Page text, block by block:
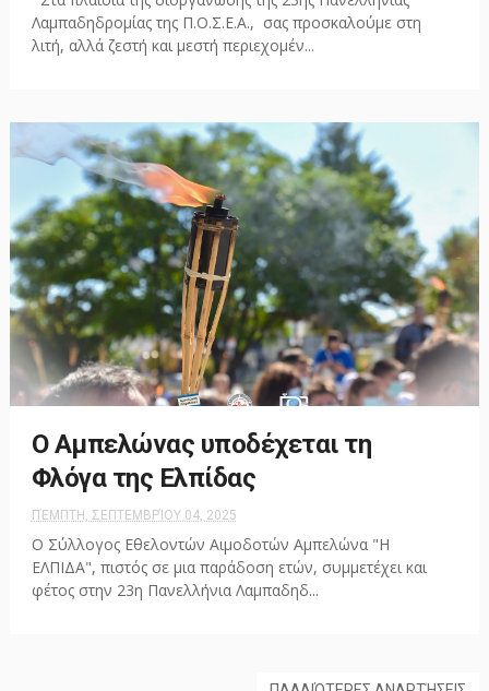
Λαμπαδηδρομίας της Π.Ο.Σ.Ε.Α., σας προσκαλούμε στη
λιτή, αλλά ζεστή και μεστή περιεχομέν...
Ο Αμπελώνας υποδέχεται τη
Φλόγα της Ελπίδας
ΠΈΜΠΤΗ, ΣΕΠΤΕΜΒΡΊΟΥ 04, 2025
Ο Σύλλογος Εθελοντών Αιμοδοτών Αμπελώνα "Η
ΕΛΠΙΔΑ", πιστός σε μια παράδοση ετών, συμμετέχει και
φέτος στην 23η Πανελλήνια Λαμπαδηδ...